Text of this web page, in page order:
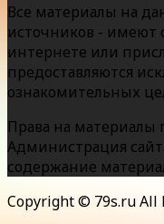
Все материалы на
источников - имеют
интернете или
предоставляются
ознакомительных
Права на материалы
Администрация
содержание
Copyright © 79s.ru All